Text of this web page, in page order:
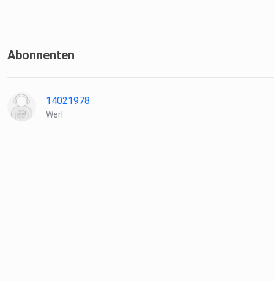
Abonnenten
14021978
Werl